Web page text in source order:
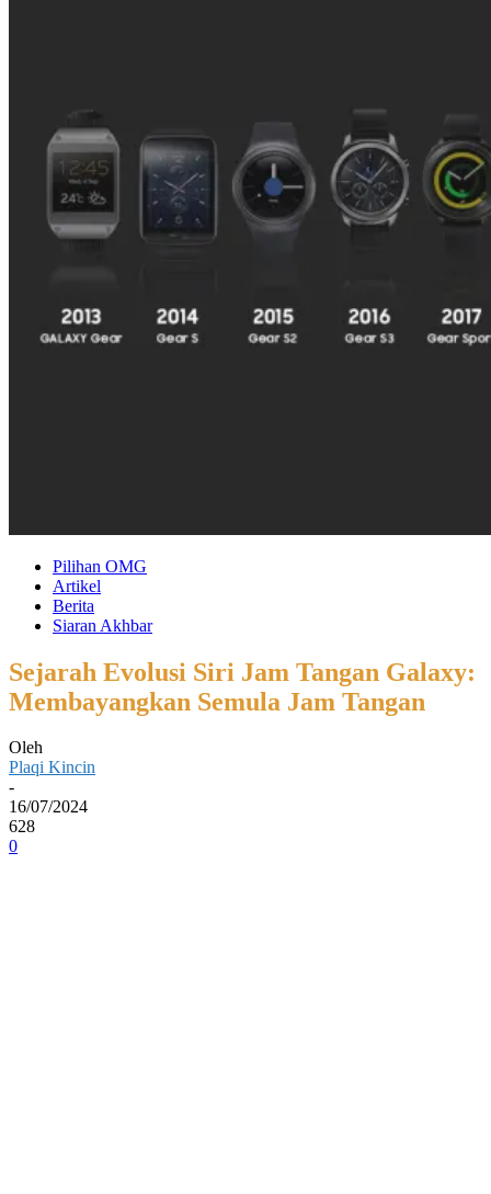
Pilihan OMG
Artikel
Berita
Siaran Akhbar
Sejarah Evolusi Siri Jam Tangan Galaxy:
Membayangkan Semula Jam Tangan
Oleh
Plaqi Kincin
-
16/07/2024
628
0